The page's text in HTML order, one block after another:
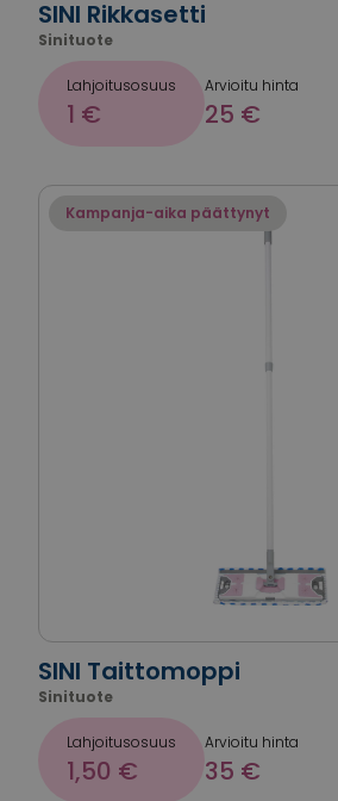
SINI Rikkasetti
Sinituote
Lahjoitusosuus
1 €
Arvioitu hinta
25 €
Kampanja-aika päättynyt
SINI Taittomoppi
Sinituote
Lahjoitusosuus
1,50 €
Arvioitu hinta
35 €